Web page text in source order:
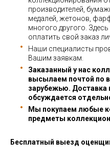
производителей,
медалей, жетонов,
многого другого.
оплатить свой заказ
Наши специалисты
Вашим заявкам.
Заказанный у нас
высылаем почтой по
зарубежью. Доставка
обсуждается
Мы покупаем любые
предметы
Бесплатный выезд